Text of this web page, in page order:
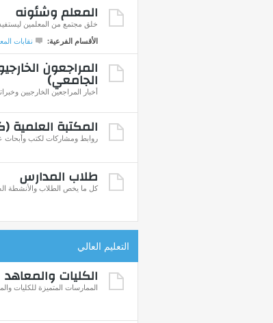
المعلم وشئونه
خلق مجتمع من المعلمين
الأقسام الفرعية:
نقابات
المراجعون
الجامعي)
أخبار المراجعين الخارجيين
المكتبة العلمية
روابط ومشاركات لكتب وأبحاث
طلاب المدارس
كل ما يخص الطلاب والأنشطة
التعليم العالي
الكليات والمعاهد
الممارسات المتميزة للكليات